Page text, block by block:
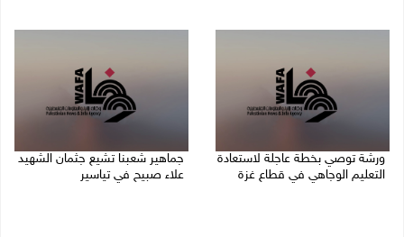
ورشة توصي بخطة عاجلة لاستعادة
التعليم الوجاهي في قطاع غزة
جماهير شعبنا تشيع جثمان الشهيد
علاء صبيح في تياسير